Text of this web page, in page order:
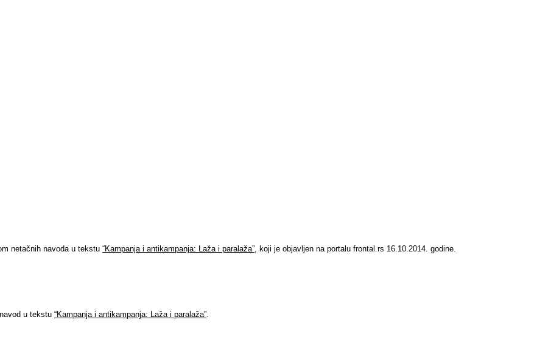
netačnih navoda u tekstu “Kampanja i antikampanja: Laža i paralaža” , koji je objavljen na portalu frontal.rs 16.10.2014. godine.
u tekstu “Kampanja i antikampanja: Laža i paralaža”